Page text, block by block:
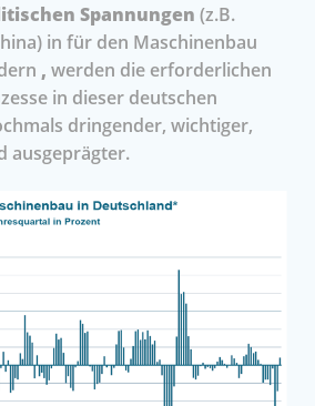
Spannungen (z.B.
in für den Maschinenbau
, werden die erforderlichen
in dieser deutschen
dringender, wichtiger,
ausgeprägter.